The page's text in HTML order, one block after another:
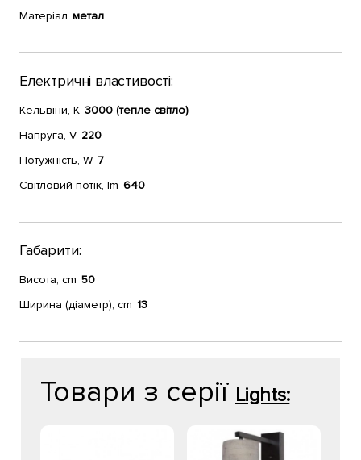
Матеріал метал
Електричні властивості:
Кельвіни, К 3000 (тепле світло)
Напруга, V 220
Потужність, W 7
Світловий потік, lm 640
Габарити:
Висота, cm 50
Ширина (діаметр), cm 13
Товари з серії Lights: